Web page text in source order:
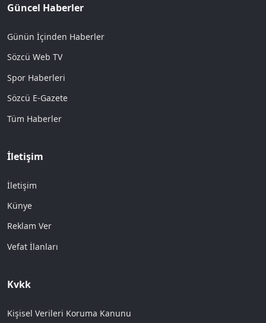
Güncel Haberler
Günün İçinden Haberler
Sözcü Web TV
Spor Haberleri
Sözcü E-Gazete
Tüm Haberler
İletişim
İletişim
Künye
Reklam Ver
Vefat İlanları
Kvkk
Kişisel Verileri Koruma Kanunu